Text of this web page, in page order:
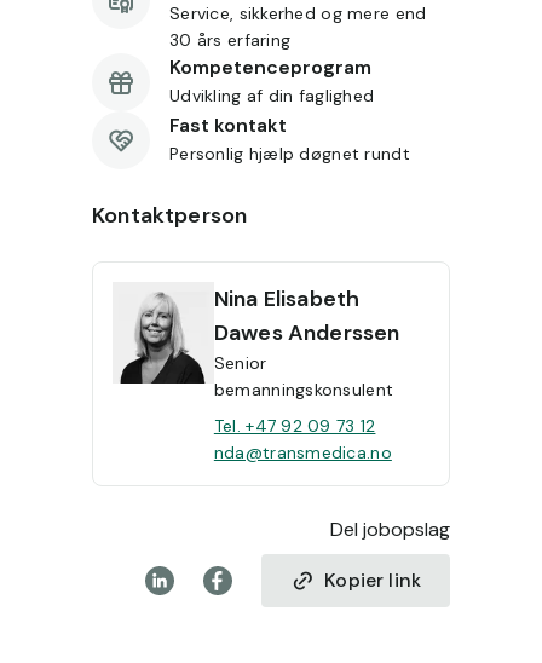
Service, sikkerhed og mere end
30 års erfaring
Kompetenceprogram
Udvikling af din faglighed
Fast kontakt
Personlig hjælp døgnet rundt
Kontaktperson
Nina Elisabeth
Dawes Anderssen
Senior
bemanningskonsulent
Tel. +47 92 09 73 12
nda@transmedica.no
Del jobopslag
Kopier link